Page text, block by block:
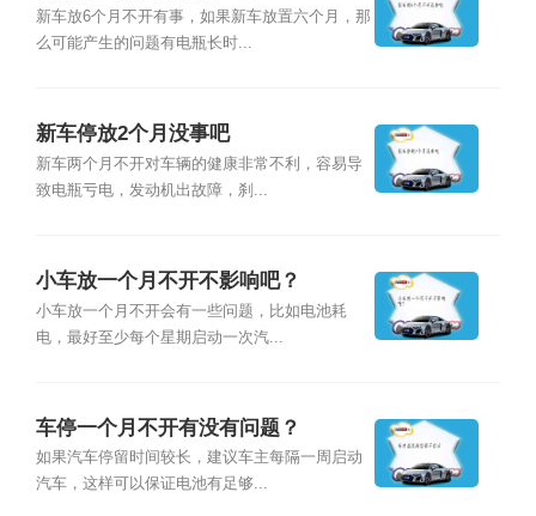
新车放6个月不开有事，如果新车放置六个月，那
么可能产生的问题有电瓶长时...
新车停放2个月没事吧
新车两个月不开对车辆的健康非常不利，容易导
致电瓶亏电，发动机出故障，刹...
小车放一个月不开不影响吧？
小车放一个月不开会有一些问题，比如电池耗
电，最好至少每个星期启动一次汽...
车停一个月不开有没有问题？
如果汽车停留时间较长，建议车主每隔一周启动
汽车，这样可以保证电池有足够...